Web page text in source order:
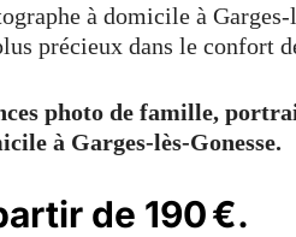
à domicile à
précieux dans le confort
photo de famille,
à Garges-lès-Gonesse.
de 190 €.